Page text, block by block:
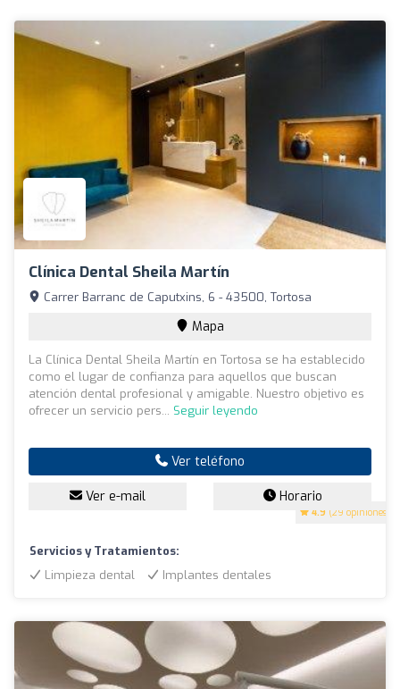
Clínica Dental Sheila Martín
4.9 (29 opiniones)
Carrer Barranc de Caputxins, 6 - 43500, Tortosa
Mapa
La Clínica Dental Sheila Martín en Tortosa se ha establecido
como el lugar de confianza para aquellos que buscan
atención dental profesional y amigable. Nuestro objetivo es
ofrecer un servicio pers... Seguir leyendo
Ver teléfono
Ver e-mail Horario
Servicios y Tratamientos:
Limpieza dental
Implantes dentales